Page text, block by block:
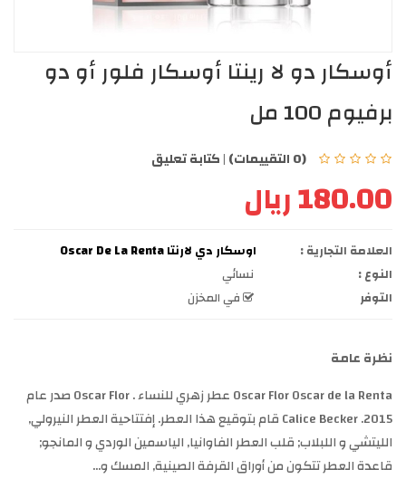
أوسكار دو لا رينتا أوسكار فلور أو دو
برفيوم 100 مل
(0 التقييمات) |كتابة تعليق
180.00 ريال
العلامة التجارية :
اوسكار دي لارنتا Oscar De La Renta
النوع :
نسائي
التوفر
في المخزن
نظرة عامة
Oscar Flor Oscar de la Renta عطر زهري للنساء . Oscar Flor صدر عام
2015. Calice Becker قام بتوقيع هذا العطر. إفتتاحية العطر النيرولي,
الليتشي و اللبلاب; قلب العطر الفاوانيا, الياسمين الوردي و المانجو;
قاعدة العطر تتكون من أوراق القرفة الصينية, المسك و...